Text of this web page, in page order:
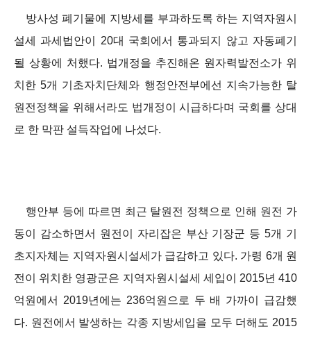
방사성 폐기물에 지방세를 부과하도록 하는 지역자원시
설세 과세법안이 20대 국회에서 통과되지 않고 자동폐기
될 상황에 처했다. 법개정을 추진해온 원자력발전소가 위
치한 5개 기초자치단체와 행정안전부에선 지속가능한 탈
원전정책을 위해서라도 법개정이 시급하다며 국회를 상대
로 한 막판 설득작업에 나섰다.
행안부 등에 따르면 최근 탈원전 정책으로 인해 원전 가
동이 감소하면서 원전이 자리잡은 부산 기장군 등 5개 기
초지자체는 지역자원시설세가 급감하고 있다. 가령 6개 원
전이 위치한 영광군은 지역자원시설세 세입이 2015년 410
억원에서 2019년에는 236억원으로 두 배 가까이 급감했
다. 원전에서 발생하는 각종 지방세입을 모두 더해도 2015